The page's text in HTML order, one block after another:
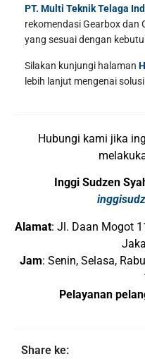
PT. Multi Teknik Telaga
rekomendasi Gearbox dan
yang sesuai dengan
Silakan kunjungi halaman
lebih lanjut mengenai
Hubungi kami jika
Inggi Sudzen
Alamat: Jl. Daan Mogot
Jam: Senin, Selasa,
Pelayanan
Share ke: